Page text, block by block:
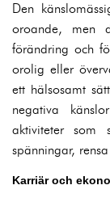
Den
oroande, men
förändring och
orolig eller
ett hälsosamt
negativa
aktiviteter
spänningar,
Karriär och